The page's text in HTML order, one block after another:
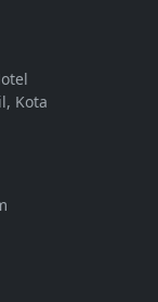
Kota